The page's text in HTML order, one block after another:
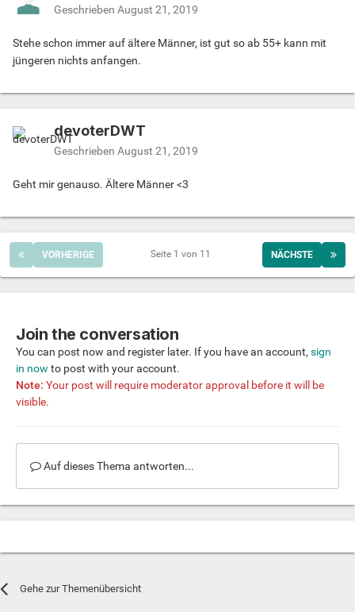
Geschrieben August 21, 2019
Stehe schon immer auf ältere Männer, ist gut so ab 55+ kann mit
jüngeren nichts anfangen.
devoterDWT
Geschrieben August 21, 2019
Geht mir genauso. Ältere Männer <3
VORHERIGE NÄCHSTE
Seite 1 von 11
Join the conversation
You can post now and register later. If you have an account, sign
in now to post with your account.
Note: Your post will require moderator approval before it will be
visible.
Auf dieses Thema antworten...
Gehe zur Themenübersicht